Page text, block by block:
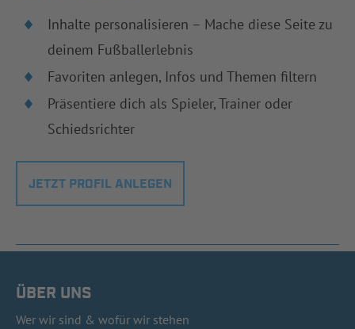
Inhalte personalisieren – Mache diese Seite zu
deinem Fußballerlebnis
Favoriten anlegen, Infos und Themen filtern
Präsentiere dich als Spieler, Trainer oder
Schiedsrichter
JETZT PROFIL ANLEGEN
ÜBER UNS
Wer wir sind & wofür wir stehen